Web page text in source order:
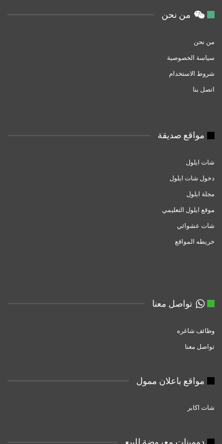
من نحن
من نحن
سياسة الخصوصية
شروط الاستخدام
اتصل بنا
مواقع صديقة
شات ايلول
دخول شات ايلول
مجلة ايلول
موقع ايلول التعليمي
شات عشوائي
خريطه المواقع
تواصل معنا
وظائف شاغره
تواصل معنا
مواقع باعلان ممول
شات اكابر
دومبنات معروضة للبيع